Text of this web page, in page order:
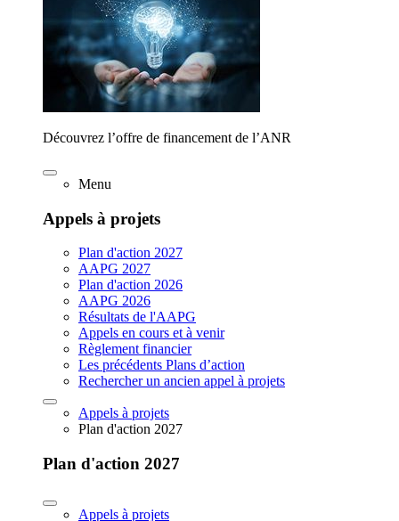
Découvrez l’offre de financement de l’ANR
Menu
Appels à projets
Plan d'action 2027
AAPG 2027
Plan d'action 2026
AAPG 2026
Résultats de l'AAPG
Appels en cours et à venir
Règlement financier
Les précédents Plans d’action
Rechercher un ancien appel à projets
Appels à projets
Plan d'action 2027
Plan d'action 2027
Appels à projets